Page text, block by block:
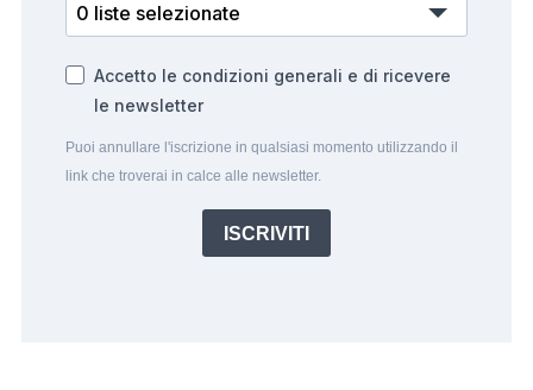
0 liste selezionate
Accetto le condizioni generali e di ricevere
le newsletter
Puoi annullare l'iscrizione in qualsiasi momento utilizzando il
link che troverai in calce alle newsletter.
ISCRIVITI